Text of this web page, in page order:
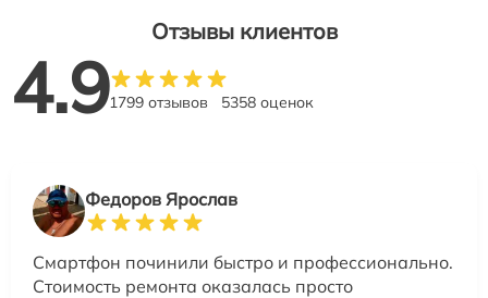
Отзывы клиентов
4.91799 отзывов 5358 оценок
Федоров Ярослав
Смартфон починили быстро и профессионально.
Стоимость ремонта оказалась просто